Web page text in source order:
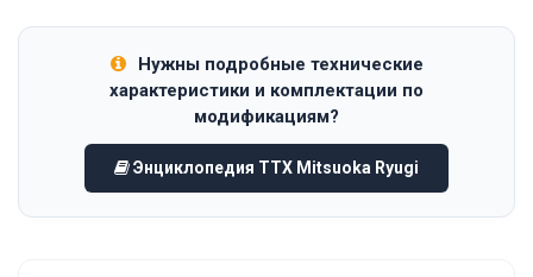
Нужны подробные технические
характеристики и комплектации по
модификациям?
Энциклопедия ТТХ Mitsuoka Ryugi